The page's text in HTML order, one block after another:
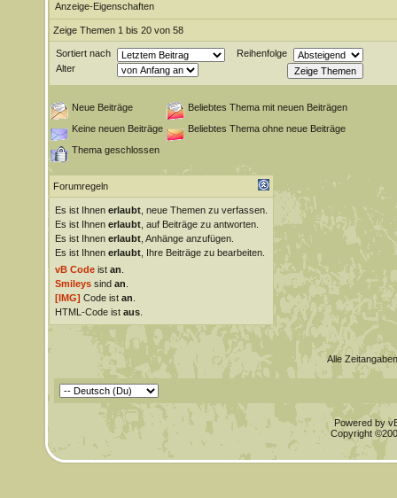
Anzeige-Eigenschaften
Zeige Themen 1 bis 20 von 58
Sortiert nach
Reihenfolge
Alter
Neue Beiträge
Beliebtes Thema mit neuen Beiträgen
Keine neuen Beiträge
Beliebtes Thema ohne neue Beiträge
Thema geschlossen
Forumregeln
Es ist Ihnen erlaubt, neue Themen zu verfassen.
Es ist Ihnen erlaubt, auf Beiträge zu antworten.
Es ist Ihnen erlaubt, Anhänge anzufügen.
Es ist Ihnen erlaubt, Ihre Beiträge zu bearbeiten.
vB Codeist an
Smileyssind an
[IMG] Code ist an
HTML-Code ist aus.
Alle
Powered by
Copyright